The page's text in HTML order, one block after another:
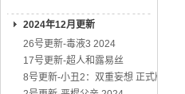
2024年12月更新
26号更新-毒液3 2024
17号更新-超人和露易丝
8号更新-小丑2：双重妄想 正式版